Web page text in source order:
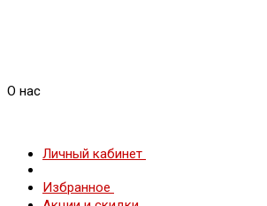
О нас
Личный кабинет
Избранное